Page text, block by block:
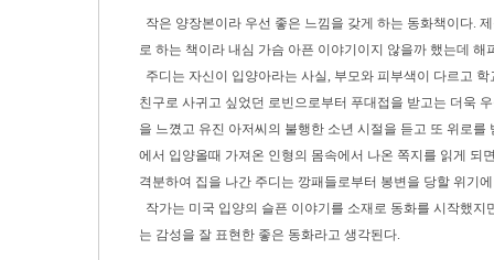
작은 양장본이라 우선 좋은 느낌을 갖게 하는 동화책이다.
로 하는 책이라 내심 가슴 아픈 이야기이지 않을까 했는데 해
주디는 자신이 입양아라는 사실, 부모와 피부색이 다르고
친구로 사귀고 싶었던 로빈으로부터 푸대접을 받고는 더욱
을 느꼈고 유진 아저씨의 불행한 소년 시절을 듣고 또 위로
에서 입양올때 가져온 인형의 몸속에서 나온 쪽지를 읽게 되
격분하여 집을 나간 주디는 깡패들로부터 봉변을 당할 위기
작가는 미국 입양의 슬픈 이야기를 소재로 동화를 시작했
는 감성을 잘 표현한 좋은 동화라고 생각된다.